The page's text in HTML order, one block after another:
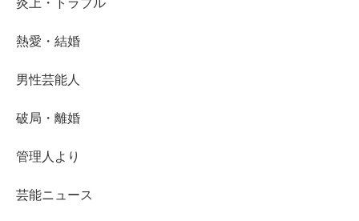
炎上・トラブル
熱愛・結婚
男性芸能人
破局・離婚
管理人より
芸能ニュース